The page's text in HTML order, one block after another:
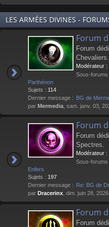
LES ARMÉES DIVINES -
Forum
Forum
Chevaliers.
Modérateur :
Sous-forums
Parthénon
Sujets : 114
Dernier message : BG de
par Mermedia , sam. janv. 03,
Forum
Forum
Spectres.
Modérateur :
Sous-forums
Enfers
Sujets : 197
Dernier message : Re: BG de
par Dracerinx , dim. juin 28,
Forum
Forum